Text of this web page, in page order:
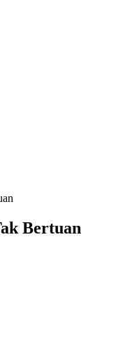
Bertuan